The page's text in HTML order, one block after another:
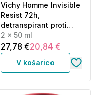
Vichy Homme Invisible
Resist 72h,
detranspirant proti
madežem in
razdraženosti - roll-on
- paket (2 x 50 ml)
2 x 50 ml
27,78 €20,84 €
V košarico